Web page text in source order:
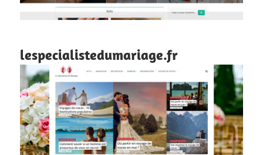
lespecialistedumariage.fr